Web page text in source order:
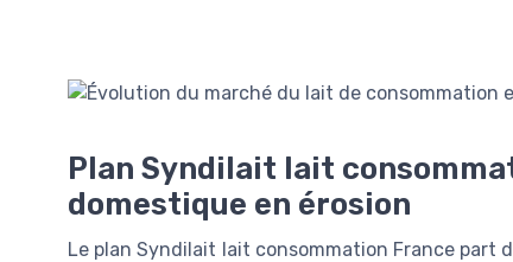
Plan Syndilait lait
domestique en érosion
Le plan Syndilait lait consommation France part